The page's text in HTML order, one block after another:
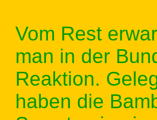
Vom Rest
man in der
Reaktion.
haben die